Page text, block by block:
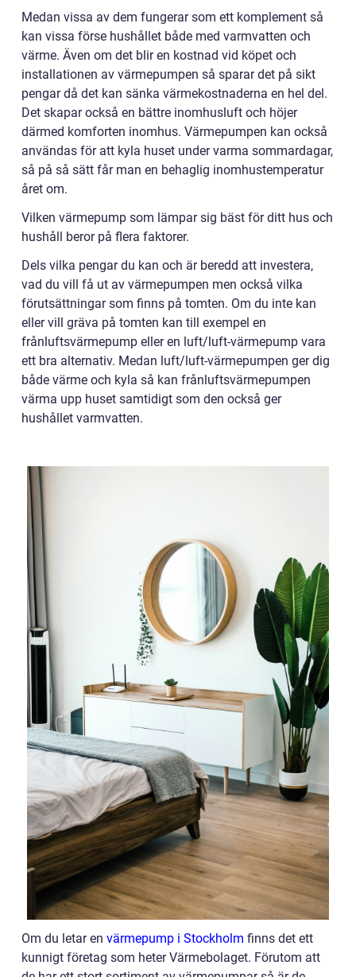
Medan vissa av dem fungerar som ett komplement så
kan vissa förse hushållet både med varmvatten och
värme. Även om det blir en kostnad vid köpet och
installationen av värmepumpen så sparar det på sikt
pengar då det kan sänka värmekostnaderna en hel del.
Det skapar också en bättre inomhusluft och höjer
därmed komforten inomhus. Värmepumpen kan också
användas för att kyla huset under varma sommardagar,
så på så sätt får man en behaglig inomhustemperatur
året om.
Vilken värmepump som lämpar sig bäst för ditt hus och
hushåll beror på flera faktorer.
Dels vilka pengar du kan och är beredd att investera,
vad du vill få ut av värmepumpen men också vilka
förutsättningar som finns på tomten. Om du inte kan
eller vill gräva på tomten kan till exempel en
frånluftsvärmepump eller en luft/luft-värmepump vara
ett bra alternativ. Medan luft/luft-värmepumpen ger dig
både värme och kyla så kan frånluftsvärmepumpen
värma upp huset samtidigt som den också ger
hushållet varmvatten.
Om du letar en värmepump i Stockholm finns det ett
kunnigt företag som heter Värmebolaget. Förutom att